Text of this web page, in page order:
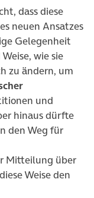
dass diese
neuen Ansatzes
Gelegenheit
wie sie
zu ändern, um
und
hinaus dürfte
den Weg für
Mitteilung über
Weise den